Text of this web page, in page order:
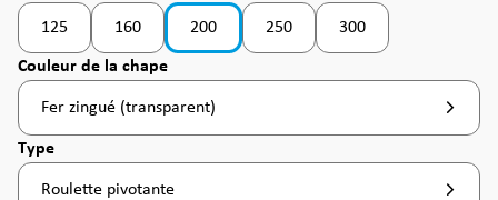
125
(Cette option n'est pas disponible pour le moment. )
160
(Cette option n'est pas disponible pour le moment. )
200 250 300
Sélectionnez
Couleur de la chape
Fer zingué (transparent)
Sélectionnez
Type
Roulette pivotante